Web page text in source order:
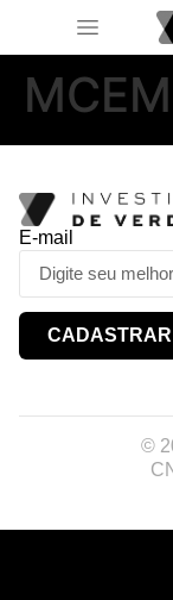
E-mail
CADASTRAR
©